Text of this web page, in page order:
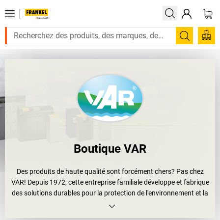
Boutique VAR
Des produits de haute qualité sont forcément chers? Pas chez
VAR! Depuis 1972, cette entreprise familiale développe et fabrique
des solutions durables pour la protection de l'environnement et la
technologie écologique sur ses propres sites de production